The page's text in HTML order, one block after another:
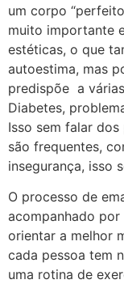
um corpo
muito importante
estéticas, o que
autoestima, mas
predispõe a
Diabetes,
Isso sem falar
são frequentes,
insegurança, isso
O processo de
acompanhado
orientar a melhor
cada pessoa tem
uma rotina de